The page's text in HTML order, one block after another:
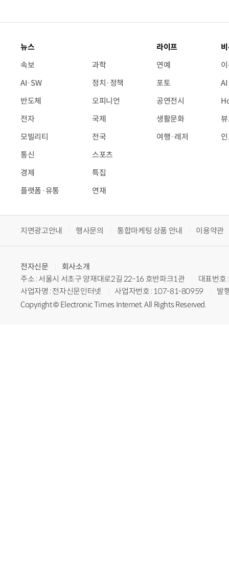
뉴스
속보
AI·SW
반도체
전자
모빌리티
통신
경제
플랫폼·유통
과학
정치·정책
오피니언
국제
전국
스포츠
특집
연재
라이프
연예
포토
공연전시
생활문화
여행·레저
지면광고안내 행사문의 통합마케팅 상품 안내 이용약관
전자신문
회사소개
주소 : 서울시 서초구 양재대로2길 22-16 호반파크1관
대표번
사업자명 : 전자신문인터넷
사업자번호 : 107-81-80959
발
Copyright © Electronic Times Internet. All Rights Reserved.